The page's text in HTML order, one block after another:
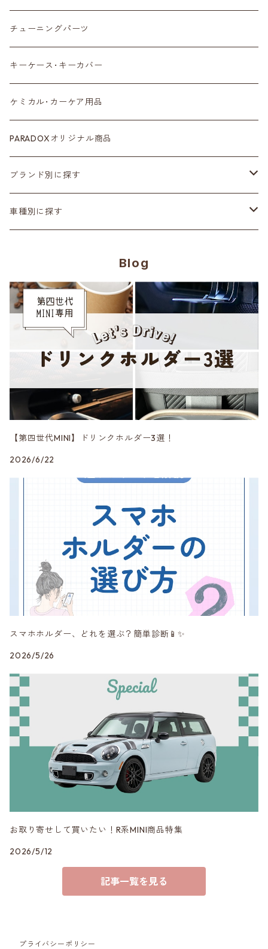
スマートフォン
センターディスプレイ
ルームミラー
カラーシートベルト
カーボン
ステアリング
CABANA
CRAFTPLUS
フロアマット
サイドミラー
アンテナ
タイヤ
ホイール
サスペンション･車高調
ヘッドランプ
ブラックアウト
カーボン
チューニングパーツ
キーケース･キーカバー
ケミカル･カーケア用品
PARADOXオリジナル商品
ブランド別に探す
Adam’ｓ Polishes
Amistad leather
CABANA
CRAFTPLUS
CRAVEN SPEED
DuelL AG
Peak Design
RAYS
Studie AG
3DDesign
車種別に探す
第二世代 R55~61
第三世代 F54/55/56/57/60
第四世代 F65/66/67・J01/05・U25
Blog
【第四世代MINI】ドリンクホルダー3選！
2026/6/22
スマホホルダー、どれを選ぶ？簡単診断📱✨
2026/5/26
お取り寄せして買いたい！R系MINI商品特集
2026/5/12
記事一覧を見る
プライバシーポリシー